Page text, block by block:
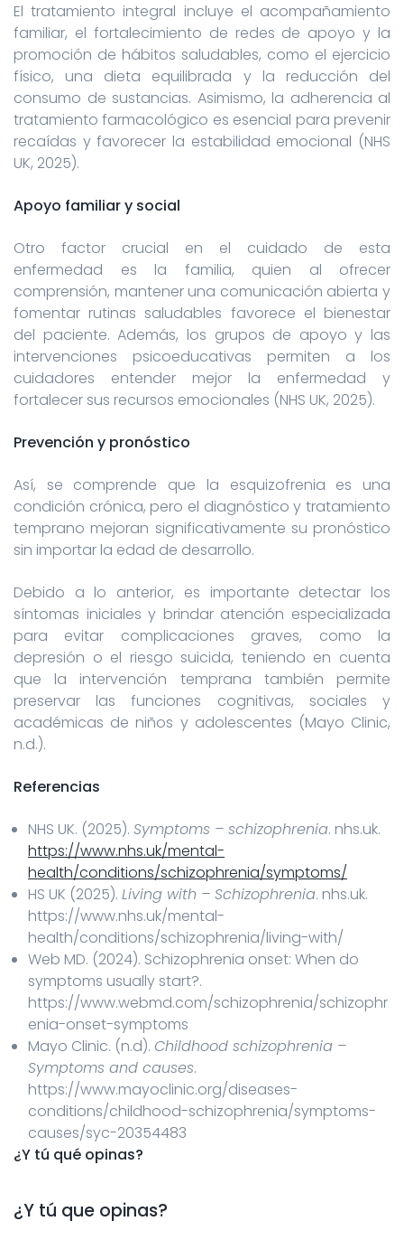
El tratamiento integral incluye el acompañamiento
familiar, el fortalecimiento de redes de apoyo y la
promoción de hábitos saludables, como el ejercicio
físico, una dieta equilibrada y la reducción del
consumo de sustancias. Asimismo, la adherencia al
tratamiento farmacológico es esencial para prevenir
recaídas y favorecer la estabilidad emocional (NHS
UK, 2025).
Apoyo familiar y social
Otro factor crucial en el cuidado de esta
enfermedad es la familia, quien al ofrecer
comprensión, mantener una comunicación abierta y
fomentar rutinas saludables favorece el bienestar
del paciente. Además, los grupos de apoyo y las
intervenciones psicoeducativas permiten a los
cuidadores entender mejor la enfermedad y
fortalecer sus recursos emocionales (NHS UK, 2025).
Prevención y pronóstico
Así, se comprende que la esquizofrenia es una
condición crónica, pero el diagnóstico y tratamiento
temprano mejoran significativamente su pronóstico
sin importar la edad de desarrollo.
Debido a lo anterior, es importante detectar los
síntomas iniciales y brindar atención especializada
para evitar complicaciones graves, como la
depresión o el riesgo suicida, teniendo en cuenta
que la intervención temprana también permite
preservar las funciones cognitivas, sociales y
académicas de niños y adolescentes (Mayo Clinic,
n.d.).
Referencias
NHS UK. (2025). Symptoms – schizophrenia. nhs.uk.
https://www.nhs.uk/mental-
health/conditions/schizophrenia/symptoms/
HS UK (2025). Living with – Schizophrenia. nhs.uk.
https://www.nhs.uk/mental-
health/conditions/schizophrenia/living-with/
Web MD. (2024). Schizophrenia onset: When do
symptoms usually start?.
https://www.webmd.com/schizophrenia/schizophr
enia-onset-symptoms
Mayo Clinic. (n.d). Childhood schizophrenia –
Symptoms and causes.
https://www.mayoclinic.org/diseases-
conditions/childhood-schizophrenia/symptoms-
causes/syc-20354483
¿Y tú qué opinas?
¿Y tú que opinas?